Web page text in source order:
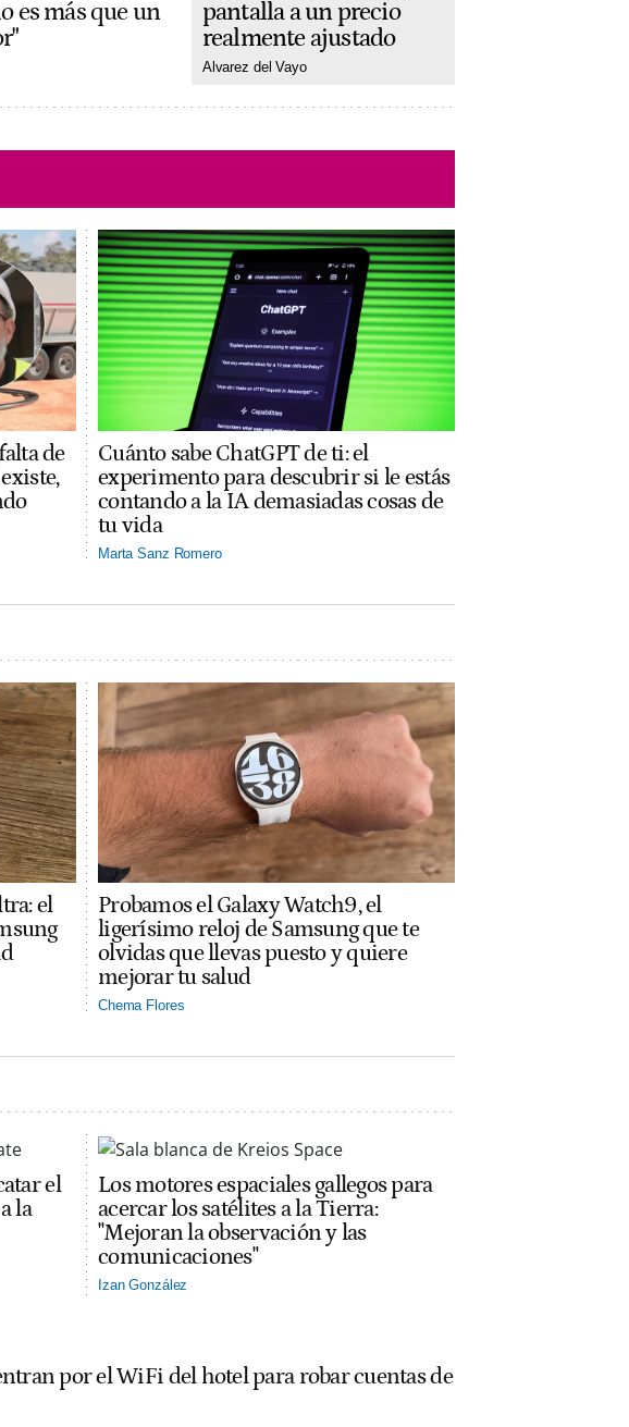
es más que un
pantalla a un precio
realmente ajustado
Alvarez del Vayo
de
Cuánto sabe ChatGPT de ti: el
experimento para descubrir si le estás
contando a la IA demasiadas cosas de
tu vida
Marta Sanz Romero
el
Probamos el Galaxy Watch9, el
ligerísimo reloj de Samsung que te
olvidas que llevas puesto y quiere
mejorar tu salud
Chema Flores
el
la
Los motores espaciales gallegos para
acercar los satélites a la Tierra:
"Mejoran la observación y las
comunicaciones"
Izan González
por el WiFi del hotel para robar cuentas de